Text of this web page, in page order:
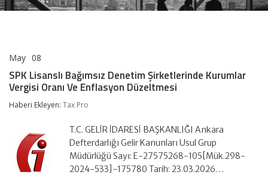
May 08
Bağımsız
Denetim
Kurumlar
Oranı
Enflasyon
Düzeltmesi
SPK Lisanslı Bağımsız Denetim Şirketlerinde Kurumlar
Vergisi Oranı Ve Enflasyon Düzeltmesi
Haberi Ekleyen: Tax Pro
T.C. GELİR İDARESİ BAŞKANLIĞI Ankara
Defterdarlığı Gelir Kanunları Usul Grup
Müdürlüğü Sayı: E-27575268-105[Mük.298-
2024-533]-175780 Tarih: 23.03.2026…